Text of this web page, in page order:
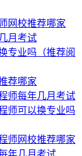
网校推荐哪家
月考试
专业吗（推荐阅
荐哪家
师每年几月考试
师可以换专业吗
师网校推荐哪家
年几月考试